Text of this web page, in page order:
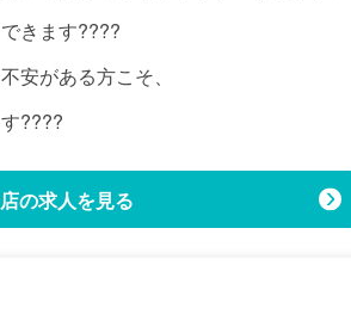
きます????
安がある方こそ、
????
の求人を見る